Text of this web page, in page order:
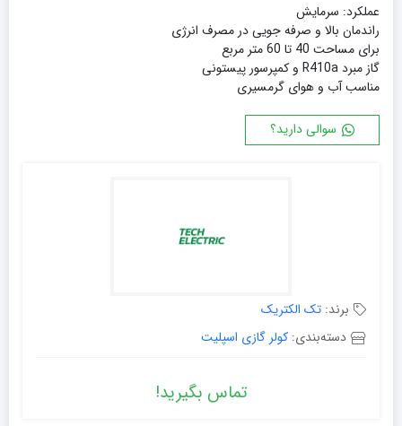
عملکرد: سرمایش
راندمان بالا و صرفه جویی در مصرف انرژی
برای مساحت 40 تا 60 متر مربع
گاز مبرد R410a و کمپرسور پیستونی
مناسب آب و هوای گرمسیری
سوالی دارید؟
برند: تک الکتریک
دسته‌بندی: کولر گازی اسپلیت
تماس بگیرید!